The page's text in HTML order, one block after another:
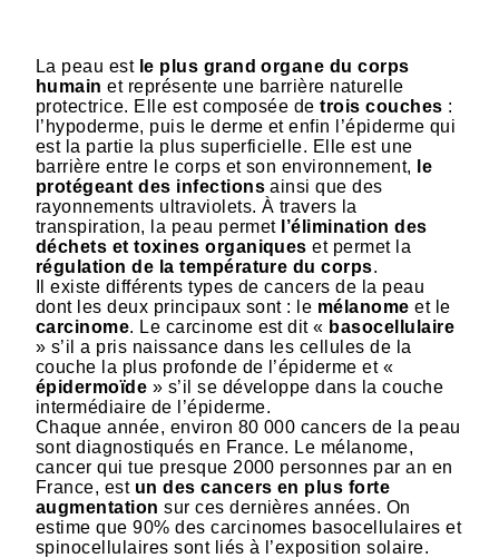
La peau est le plus grand organe du corps
humain et représente une barrière naturelle
protectrice. Elle est composée detrois couches :
l’hypoderme, puis le derme et enfin l’épiderme qui
est la partie la plus superficielle. Elle est une
barrière entre le corps et son environnement,
le
protégeant des infections ainsi que des
rayonnements ultraviolets. À travers la
transpiration, la peau permet l’élimination des
déchets et toxines organiques et permet la
régulation de la température du corps.
Il existe différents types de cancers de la peau
dont les deux principaux sont : le mélanomeet le
carcinome. Le carcinome est dit « basocellulaire
» s’il a pris naissance dans les cellules de la
couche la plus profonde de l’épiderme et «
épidermoïde » s’il se développe dans la couche
intermédiaire de l’épiderme.
Chaque année, environ 80 000 cancers de la peau
sont diagnostiqués en France. Le mélanome,
cancer qui tue presque 2000 personnes par an en
France, est un des cancers en plus forte
augmentation sur ces dernières années. On
estime que 90% des carcinomes basocellulaires et
spinocellulaires sont liés à l’exposition solaire.